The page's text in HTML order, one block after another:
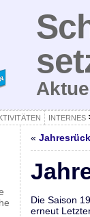
INTERNES
«
Die Saison
erneut